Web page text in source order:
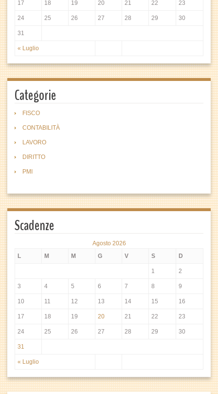
« Luglio
17 18 19 20 21 22 23
24 25 26 27 28 29 30
31
Categorie
FISCO
CONTABILITÀ
LAVORO
DIRITTO
PMI
Scadenze
Agosto 2026
L
M M G V S D
« Luglio
1 2
3 4 5 6 7 8 9
10 11 12 13 14 15 16
17 18 19 20 21 22 23
24 25 26 27 28 29 30
31